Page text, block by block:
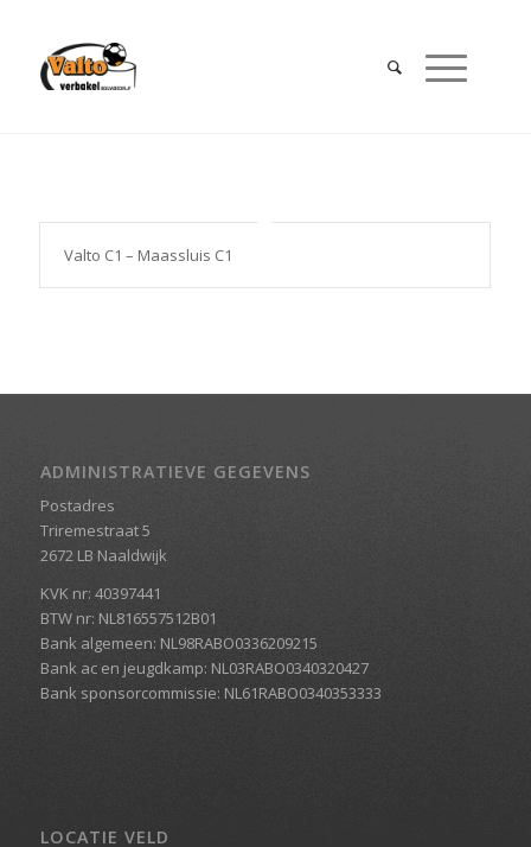
Valto C1 – Maassluis C1
ADMINISTRATIEVE GEGEVENS
Postadres
Triremestraat 5
2672 LB Naaldwijk
KVK nr: 40397441
BTW nr: NL816557512B01
Bank algemeen: NL98RABO0336209215
Bank ac en jeugdkamp: NL03RABO0340320427
Bank sponsorcommissie: NL61RABO0340353333
LOCATIE VELD